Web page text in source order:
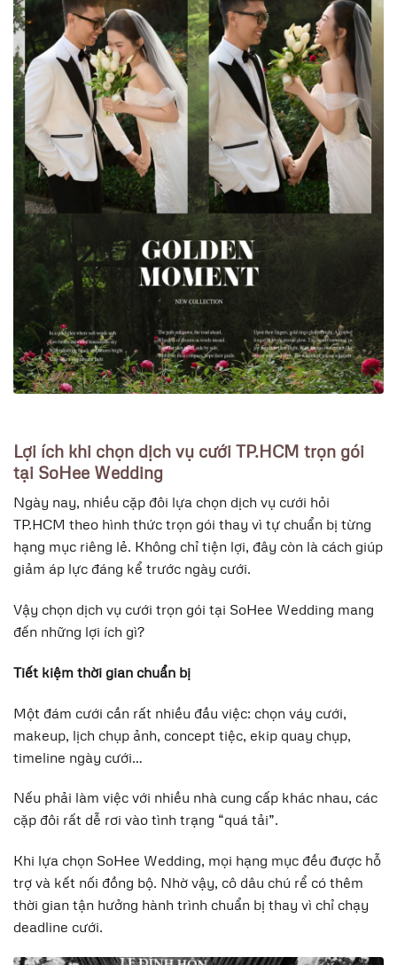
Lợi ích khi chọn dịch vụ cưới TP.HCM trọn gói
tại SoHee Wedding
Ngày nay, nhiều cặp đôi lựa chọn dịch vụ cưới hỏi
TP.HCM theo hình thức trọn gói thay vì tự chuẩn bị từng
hạng mục riêng lẻ. Không chỉ tiện lợi, đây còn là cách giúp
giảm áp lực đáng kể trước ngày cưới.
Vậy chọn dịch vụ cưới trọn gói tại SoHee Wedding mang
đến những lợi ích gì?
Tiết kiệm thời gian chuẩn bị
Một đám cưới cần rất nhiều đầu việc: chọn váy cưới,
makeup, lịch chụp ảnh, concept tiệc, ekip quay chụp,
timeline ngày cưới…
Nếu phải làm việc với nhiều nhà cung cấp khác nhau, các
cặp đôi rất dễ rơi vào tình trạng “quá tải”.
Khi lựa chọn SoHee Wedding, mọi hạng mục đều được hỗ
trợ và kết nối đồng bộ. Nhờ vậy, cô dâu chú rể có thêm
thời gian tận hưởng hành trình chuẩn bị thay vì chỉ chạy
deadline cưới.